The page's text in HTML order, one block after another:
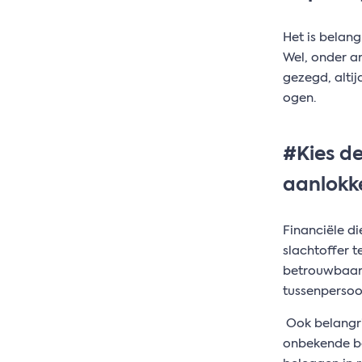
Het is
Wel, onder
gezegd,
ogen.
#Kies
Financiële
slachtoffer
Ook
onbekende